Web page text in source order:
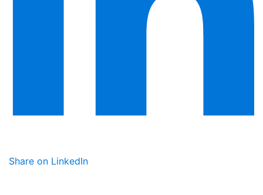
Share on LinkedIn